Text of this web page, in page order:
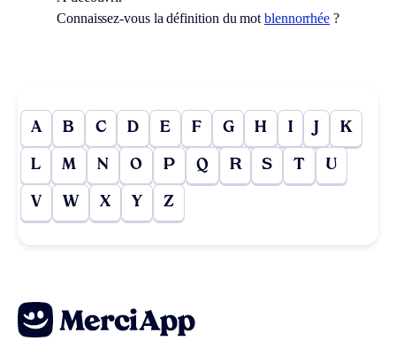
Connaissez-vous la définition du motblennorrhée ?
A B C D E F G H I J K
L M N O P Q R S T U
V W X Y Z